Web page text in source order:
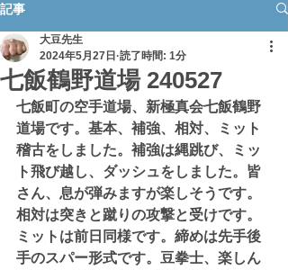
記事
七飯鶴野道場 240527
大豆先生
2024年5月27日 読了時間: 1分
七飯町の空手道場、新極真会七飯鶴野
道場です。基本、補強、相対、ミット
稽古をしました。補強は縄跳び、ミッ
ト飛び越し、ダッシュをしました。皆
さん、息が弾みますが楽しそうです。
相対は突きと蹴りの攻撃と受けです。
ミットは前日同様です。締めは先手後
手のスパー形式です。豆拳士、楽しん